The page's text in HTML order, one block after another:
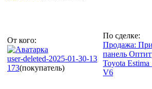
От кого:
user-deleted-2025-01-30-13
173(покупатель)
По сделке:
Продажа:
панель
Toyota
V6